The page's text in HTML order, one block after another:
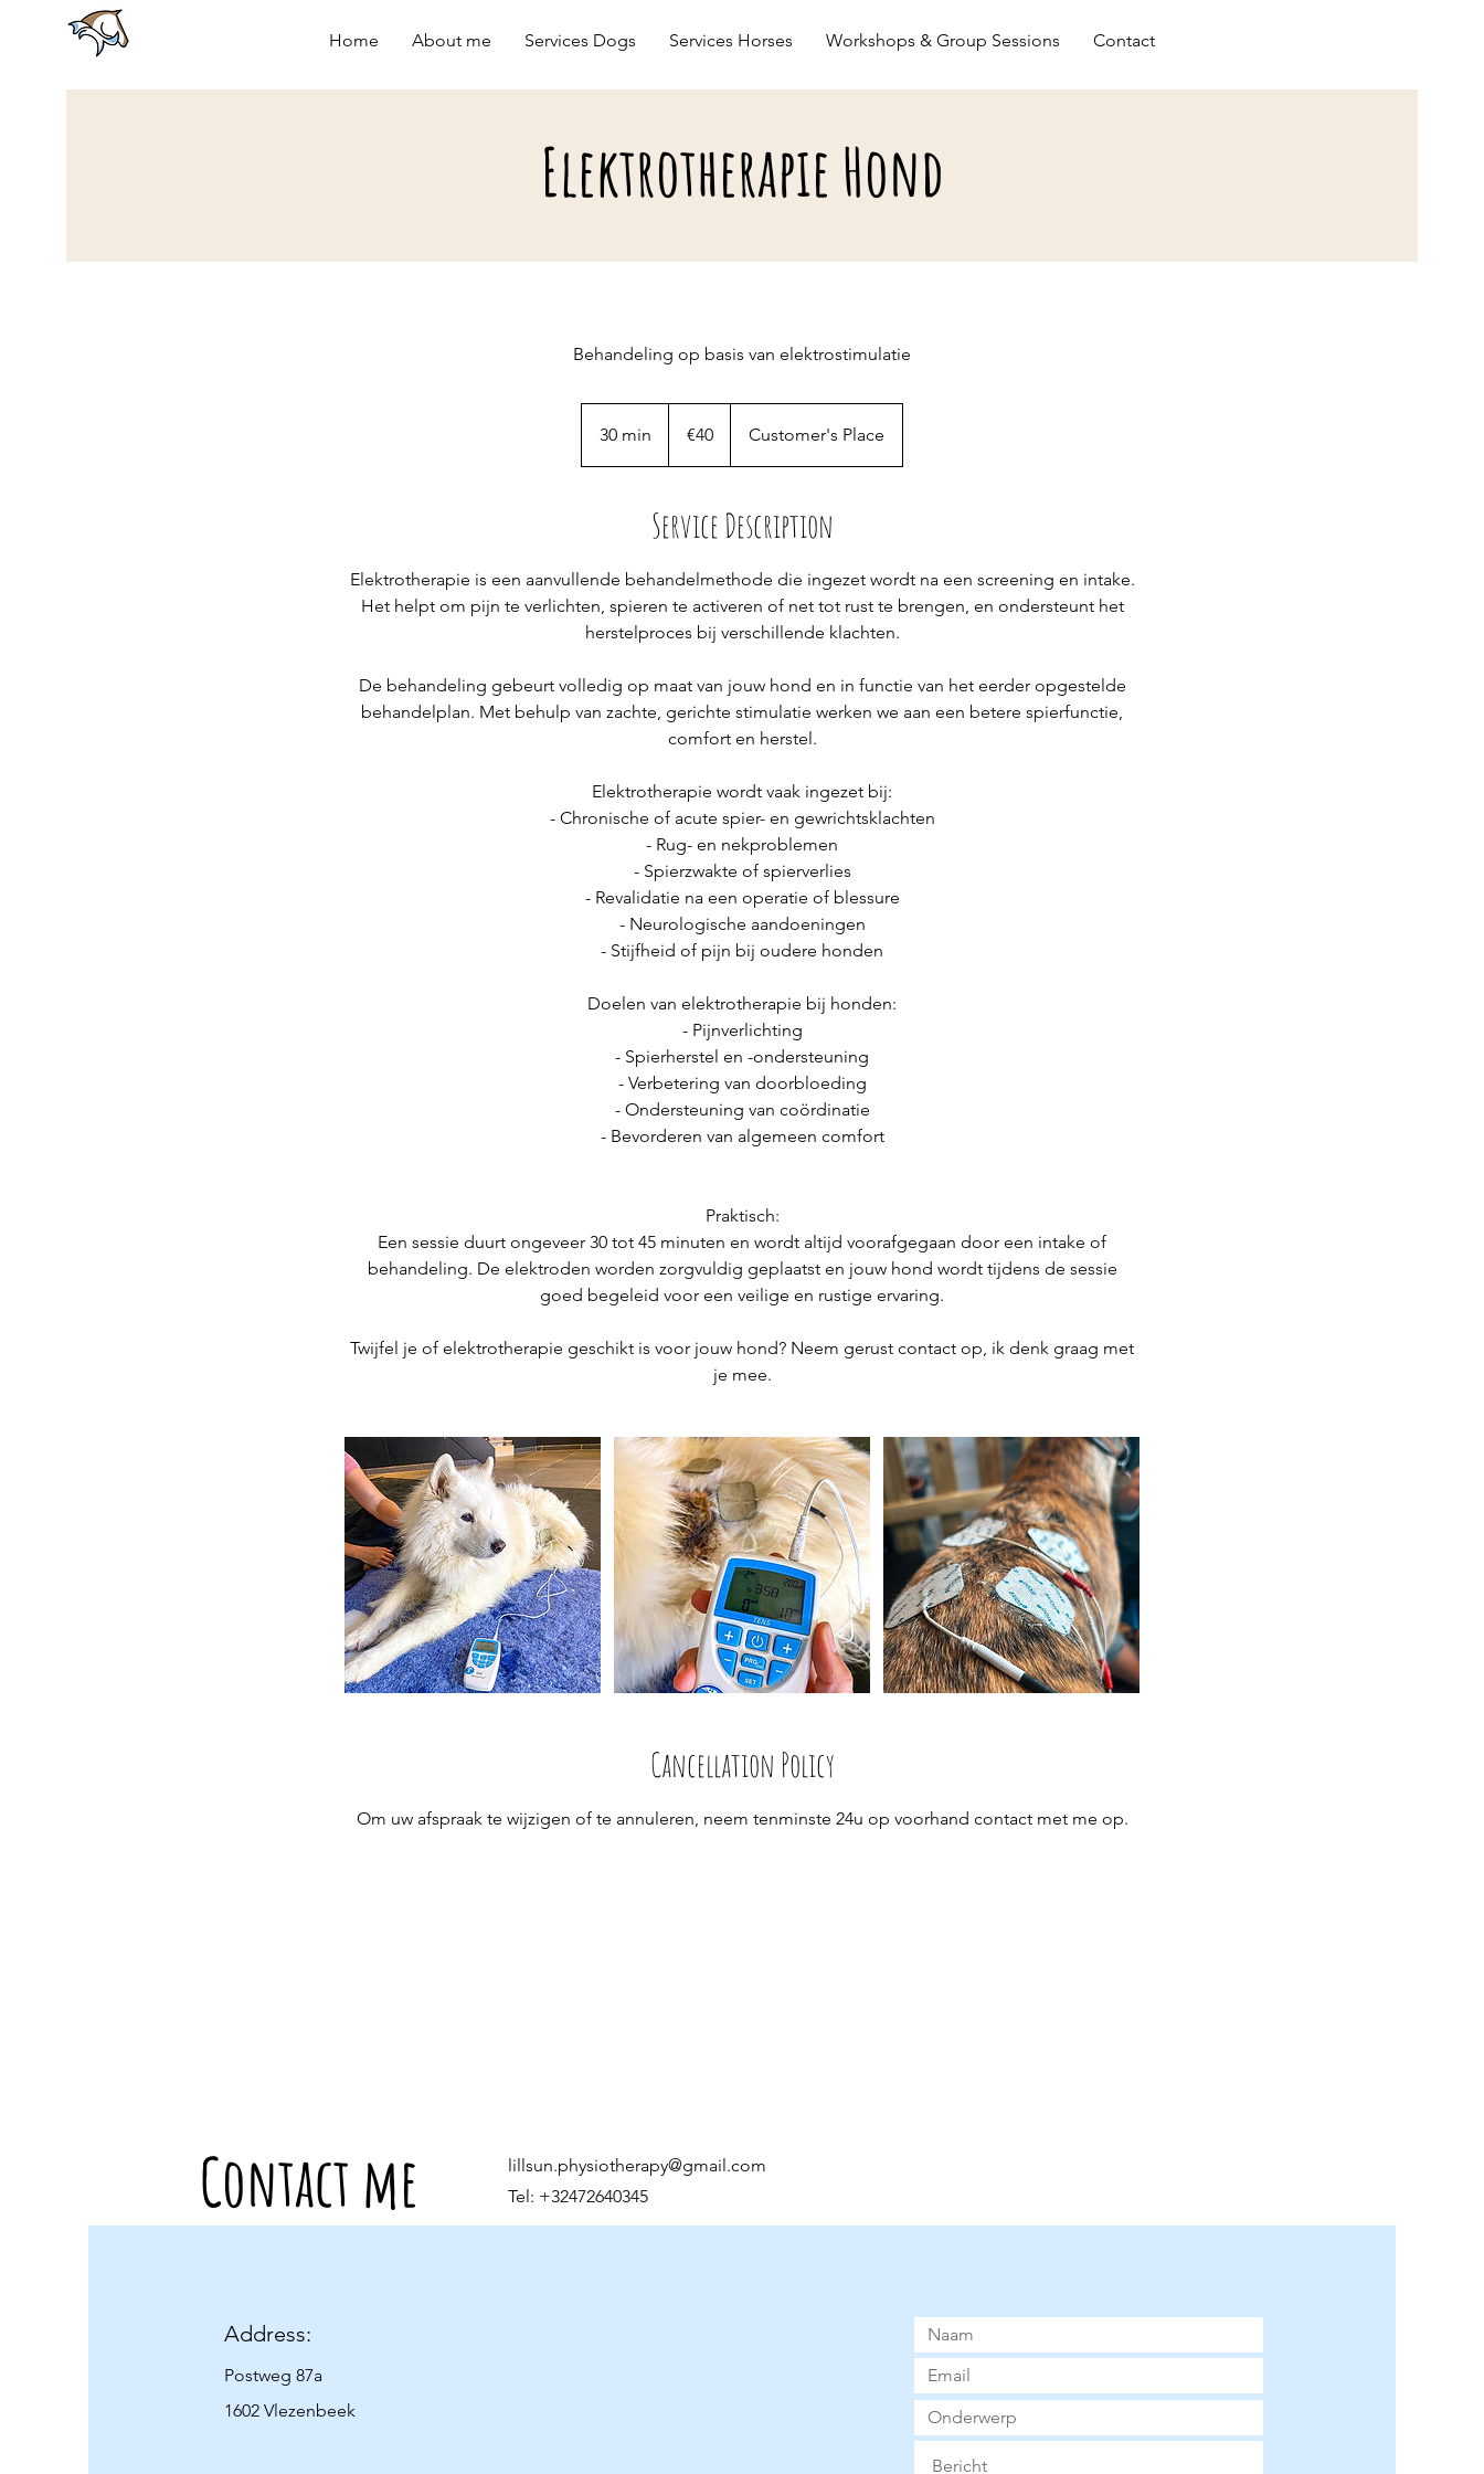
Home About me Services Dogs Services Horses Workshops & Group Sessions Contact
Elektrotherapie Hond
Behandeling op basis van elektrostimulatie
30 min
0
i
n
€40 Customer's Place
Service Description
Elektrotherapie is een aanvullende behandelmethode die ingezet wordt na een screening en intake.
Het helpt om pijn te verlichten, spieren te activeren of net tot rust te brengen, en ondersteunt het
herstelproces bij verschillende klachten.
De behandeling gebeurt volledig op maat van jouw hond en in functie van het eerder opgestelde
behandelplan. Met behulp van zachte, gerichte stimulatie werken we aan een betere spierfunctie,
comfort en herstel.
Elektrotherapie wordt vaak ingezet bij:
- Chronische of acute spier- en gewrichtsklachten
- Rug- en nekproblemen
- Spierzwakte of spierverlies
- Revalidatie na een operatie of blessure
- Neurologische aandoeningen
- Stijfheid of pijn bij oudere honden
Doelen van elektrotherapie bij honden:
- Pijnverlichting
- Spierherstel en -ondersteuning
- Verbetering van doorbloeding
- Ondersteuning van coördinatie
- Bevorderen van algemeen comfort
Praktisch:
Een sessie duurt ongeveer 30 tot 45 minuten en wordt altijd voorafgegaan door een intake of
behandeling. De elektroden worden zorgvuldig geplaatst en jouw hond wordt tijdens de sessie
goed begeleid voor een veilige en rustige ervaring.
Twijfel je of elektrotherapie geschikt is voor jouw hond? Neem gerust contact op, ik denk graag met
je mee.
Cancellation Policy
Om uw afspraak te wijzigen of te annuleren, neem tenminste 24u op voorhand contact met me op.
Contact me
lillsun.physiotherapy@gmail.com
Tel: +32472640345
Address:
Postweg 87a
1602 Vlezenbeek